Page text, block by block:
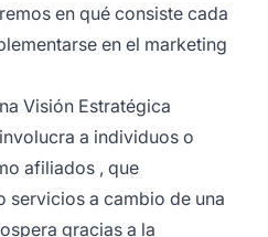
en qué consiste cada
en el marketing
Visión Estratégica
involucra a individuos o
afiliados , que
a cambio de una
gracias a la